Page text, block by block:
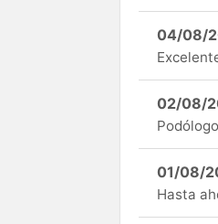
04/08/
02/08/
01/08/
Hasta